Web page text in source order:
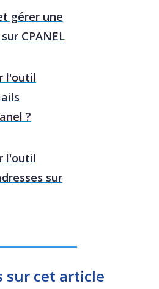
gérer une
CPANEL
l'outil
?
l'outil
sur
sur cet article